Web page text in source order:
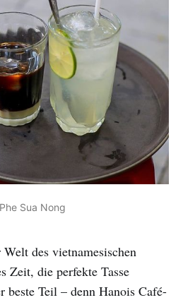
Sua Nong
des vietnamesischen
Zeit, die perfekte Tasse
beste Teil – denn Hanois Café-